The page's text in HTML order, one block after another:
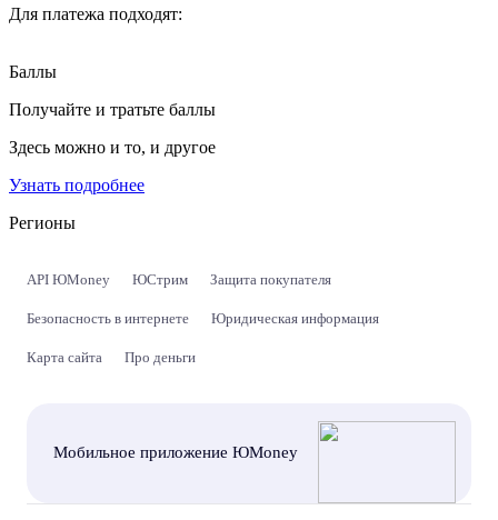
Для платежа подходят:
Баллы
Получайте и тратьте баллы
Здесь можно и то, и другое
Узнать подробнее
Регионы
API ЮMoney ЮСтрим Защита покупателя
Безопасность в интернете Юридическая информация
Карта сайта Про деньги
Мобильное приложение ЮMoney